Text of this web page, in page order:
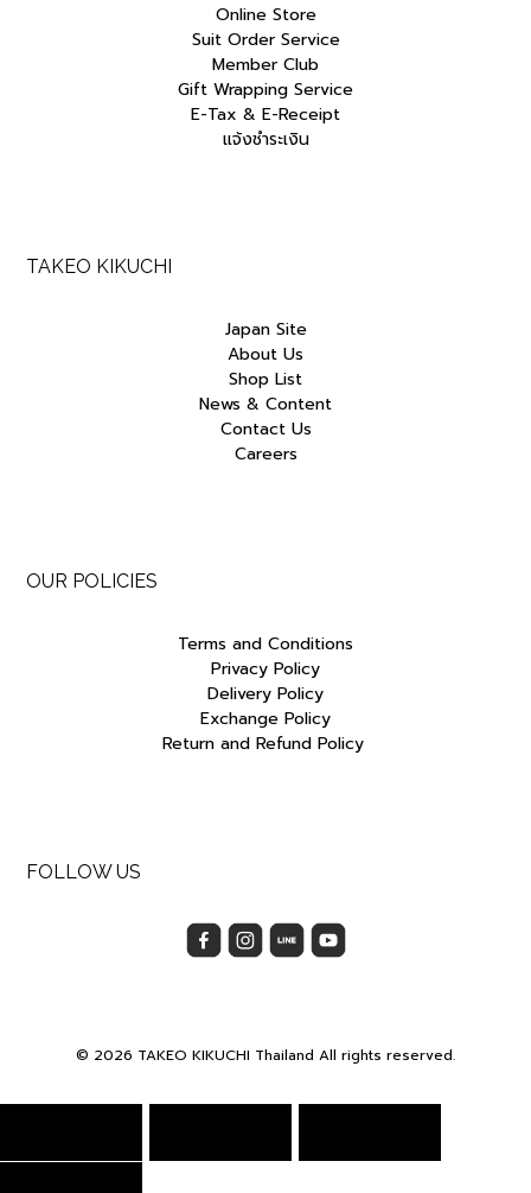
Online Store
Suit Order Service
Member Club
Gift Wrapping Service
E-Tax & E-Receipt
แจ้งชำระเงิน
TAKEO KIKUCHI
Japan Site
About Us
Shop List
News & Content
Contact Us
Careers
OUR POLICIES
Terms and Conditions
Privacy Policy
Delivery Policy
Exchange Policy
Return and Refund Policy
FOLLOW US
© 2026 TAKEO KIKUCHI Thailand All rights reserved.